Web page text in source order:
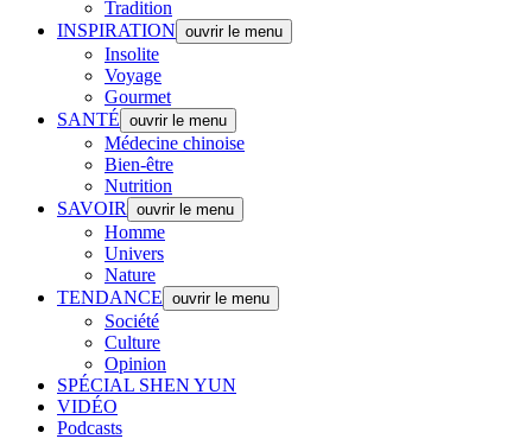
Tradition
INSPIRATION ouvrir le menu
Insolite
Voyage
Gourmet
SANTÉ ouvrir le menu
Médecine chinoise
Bien-être
Nutrition
SAVOIR
ouvrir le menu
Homme
Univers
Nature
TENDANCE ouvrir le menu
Société
Culture
Opinion
SPÉCIAL SHEN YUN
VIDÉO
Podcasts